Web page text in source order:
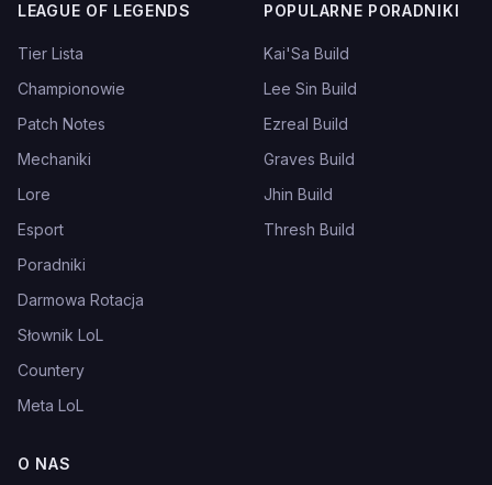
LEAGUE OF LEGENDS
Tier Lista
Championowie
Patch Notes
Mechaniki
Lore
Esport
Poradniki
Darmowa Rotacja
Słownik LoL
Countery
Meta LoL
POPULARNE PORADNIKI
Kai'Sa Build
Lee Sin Build
Ezreal Build
Graves Build
Jhin Build
Thresh Build
O NAS